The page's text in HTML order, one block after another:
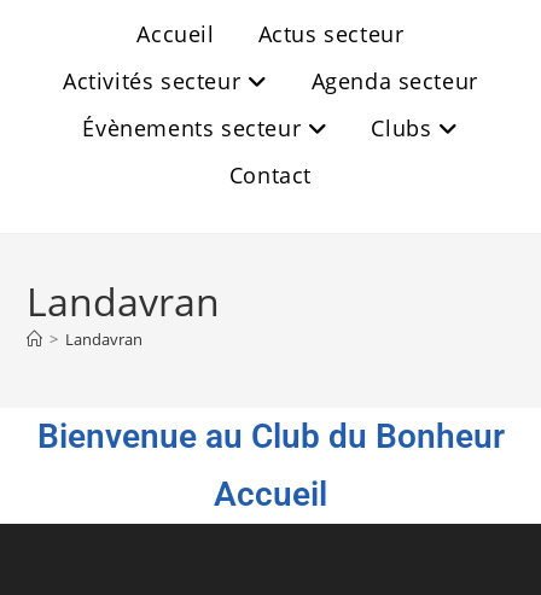
Accueil
Actus secteur
Activités secteur
Agenda secteur
Évènements secteur
Clubs
Contact
Landavran
> Landavran
Bienvenue au Club du Bonheur
Accueil